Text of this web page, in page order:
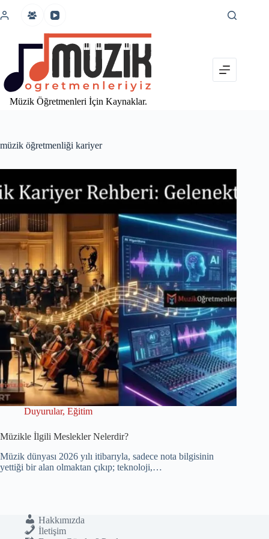
atla
Müzik Öğretmenleri İçin Kaynaklar.
müzik öğretmenliği kariyer
Duyurular, Eğitim
Müzikle İlgili Meslekler Nelerdir?
Müzik dünyası 2026 yılı itibarıyla, sadece nota bilgisinin
yettiği bir alan olmaktan çıkıp; teknoloji,…
Hakkımızda
İletişim